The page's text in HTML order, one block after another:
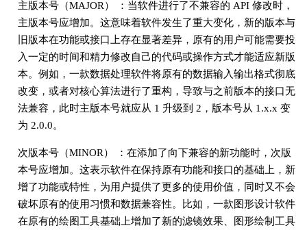
主版本号（MAJOR） ：当软件进行了不兼容的 API 修改时，
主版本号应增加。这意味着软件发生了重大变化，新的版本与
旧版本在功能或接口上存在显著差异，原有的用户可能需要投
入一定的时间和精力修改自己的代码或操作方式才能适应新版
本。例如，一款数据处理软件将原有的数据输入输出格式彻底
改变，或者对核心算法进行了重构，导致与之前版本的接口无
法兼容，此时主版本号就应从 1 升级到 2，版本号从 1.x.x 变
为 2.0.0。
次版本号（MINOR） ：在添加了向下兼容的新功能时，次版
本号应增加。这表示软件在保持原有功能和接口的基础上，新
增了功能或特性，为用户提供了更多的使用价值，同时又不会
破坏原有的使用习惯和数据兼容性。比如，一款图形设计软件
在原有的绘图工具基础上增加了新的滤镜效果、图形绘制工具